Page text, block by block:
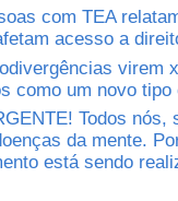
com TEA
acesso a
virem
como um novo tipo
Todos nós,
da mente.
está sendo